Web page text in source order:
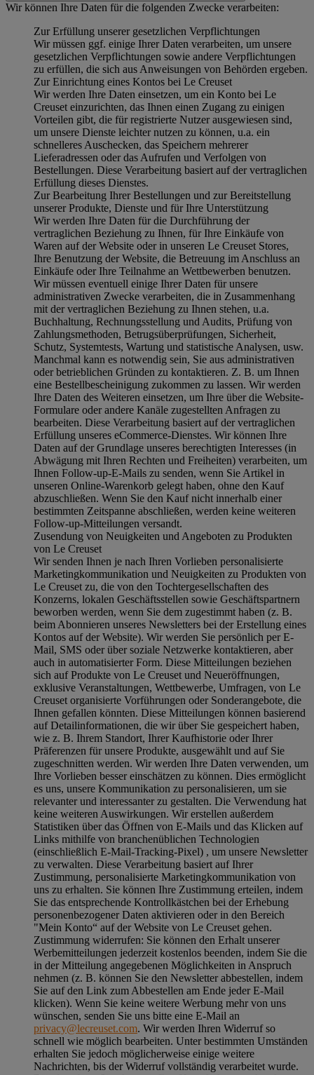
Wir können Ihre Daten für die folgenden Zwecke verarbeiten:
Zur Erfüllung unserer gesetzlichen Verpflichtungen
Wir müssen ggf. einige Ihrer Daten verarbeiten, um unsere
gesetzlichen Verpflichtungen sowie andere Verpflichtungen
zu erfüllen, die sich aus Anweisungen von Behörden ergeben.
Zur Einrichtung eines Kontos bei Le Creuset
Wir werden Ihre Daten einsetzen, um ein Konto bei Le
Creuset einzurichten, das Ihnen einen Zugang zu einigen
Vorteilen gibt, die für registrierte Nutzer ausgewiesen sind,
um unsere Dienste leichter nutzen zu können, u.a. ein
schnelleres Auschecken, das Speichern mehrerer
Lieferadressen oder das Aufrufen und Verfolgen von
Bestellungen. Diese Verarbeitung basiert auf der vertraglichen
Erfüllung dieses Dienstes.
Zur Bearbeitung Ihrer Bestellungen und zur Bereitstellung
unserer Produkte, Dienste und für Ihre Unterstützung
Wir werden Ihre Daten für die Durchführung der
vertraglichen Beziehung zu Ihnen, für Ihre Einkäufe von
Waren auf der Website oder in unseren Le Creuset Stores,
Ihre Benutzung der Website, die Betreuung im Anschluss an
Einkäufe oder Ihre Teilnahme an Wettbewerben benutzen.
Wir müssen eventuell einige Ihrer Daten für unsere
administrativen Zwecke verarbeiten, die in Zusammenhang
mit der vertraglichen Beziehung zu Ihnen stehen, u.a.
Buchhaltung, Rechnungsstellung und Audits, Prüfung von
Zahlungsmethoden, Betrugsüberprüfungen, Sicherheit,
Schutz, Systemtests, Wartung und statistische Analysen, usw.
Manchmal kann es notwendig sein, Sie aus administrativen
oder betrieblichen Gründen zu kontaktieren. Z. B. um Ihnen
eine Bestellbescheinigung zukommen zu lassen. Wir werden
Ihre Daten des Weiteren einsetzen, um Ihre über die Website-
Formulare oder andere Kanäle zugestellten Anfragen zu
bearbeiten. Diese Verarbeitung basiert auf der vertraglichen
Erfüllung unseres eCommerce-Dienstes. Wir können Ihre
Daten auf der Grundlage unseres berechtigten Interesses (in
Abwägung mit Ihren Rechten und Freiheiten) verarbeiten, um
Ihnen Follow-up-E-Mails zu senden, wenn Sie Artikel in
unseren Online-Warenkorb gelegt haben, ohne den Kauf
abzuschließen. Wenn Sie den Kauf nicht innerhalb einer
bestimmten Zeitspanne abschließen, werden keine weiteren
Follow-up-Mitteilungen versandt.
Zusendung von Neuigkeiten und Angeboten zu Produkten
von Le Creuset
Wir senden Ihnen je nach Ihren Vorlieben personalisierte
Marketingkommunikation und Neuigkeiten zu Produkten von
Le Creuset zu, die von den Tochtergesellschaften des
Konzerns, lokalen Geschäftsstellen sowie Geschäftspartnern
beworben werden, wenn Sie dem zugestimmt haben (z. B.
beim Abonnieren unseres Newsletters bei der Erstellung eines
Kontos auf der Website). Wir werden Sie persönlich per E-
Mail, SMS oder über soziale Netzwerke kontaktieren, aber
auch in automatisierter Form. Diese Mitteilungen beziehen
sich auf Produkte von Le Creuset und Neueröffnungen,
exklusive Veranstaltungen, Wettbewerbe, Umfragen, von Le
Creuset organisierte Vorführungen oder Sonderangebote, die
Ihnen gefallen könnten. Diese Mitteilungen können basierend
auf Detailinformationen, die wir über Sie gespeichert haben,
wie z. B. Ihrem Standort, Ihrer Kaufhistorie oder Ihrer
Präferenzen für unsere Produkte, ausgewählt und auf Sie
zugeschnitten werden. Wir werden Ihre Daten verwenden, um
Ihre Vorlieben besser einschätzen zu können. Dies ermöglicht
es uns, unsere Kommunikation zu personalisieren, um sie
relevanter und interessanter zu gestalten. Die Verwendung hat
keine weiteren Auswirkungen. Wir erstellen außerdem
Statistiken über das Öffnen von E-Mails und das Klicken auf
Links mithilfe von branchenüblichen Technologien
(einschließlich E-Mail-Tracking-Pixel) , um unsere Newsletter
zu verwalten. Diese Verarbeitung basiert auf Ihrer
Zustimmung, personalisierte Marketingkommunikation von
uns zu erhalten. Sie können Ihre Zustimmung erteilen, indem
Sie das entsprechende Kontrollkästchen bei der Erhebung
personenbezogener Daten aktivieren oder in den Bereich
"Mein Konto“ auf der Website von Le Creuset gehen.
Zustimmung widerrufen: Sie können den Erhalt unserer
Werbemitteilungen jederzeit kostenlos beenden, indem Sie die
in der Mitteilung angegebenen Möglichkeiten in Anspruch
nehmen (z. B. können Sie den Newsletter abbestellen, indem
Sie auf den Link zum Abbestellen am Ende jeder E-Mail
klicken). Wenn Sie keine weitere Werbung mehr von uns
wünschen, senden Sie uns bitte eine E-Mail an
privacy@lecreuset.com. Wir werden Ihren Widerruf so
schnell wie möglich bearbeiten. Unter bestimmten Umständen
erhalten Sie jedoch möglicherweise einige weitere
Nachrichten, bis der Widerruf vollständig verarbeitet wurde.